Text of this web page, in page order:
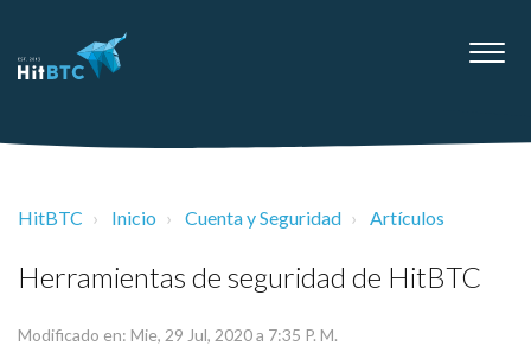
HitBTC Inicio Cuenta y Seguridad Artículos
Herramientas de seguridad de HitBTC
Modificado en: Mie, 29 Jul, 2020 a 7:35 P. M.